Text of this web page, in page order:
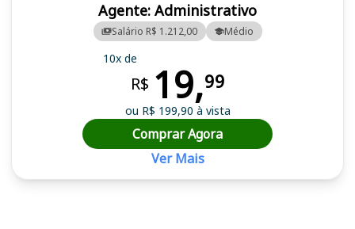
Agente: Administrativo
Salário R$ 1.212,00 Médio
10x de
R$ 19,99
ou R$ 199,90 à vista
Comprar Agora
Ver Mais